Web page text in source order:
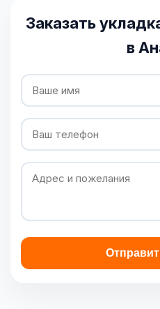
Заказать
в